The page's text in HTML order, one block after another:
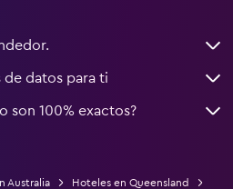
datos para ti
son 100% exactos?
Australia
Hoteles en Queensland